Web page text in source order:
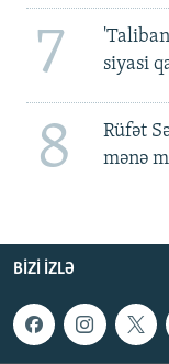
7
siyasi
8
Rüfət
mənə
BIZI IZLƏ